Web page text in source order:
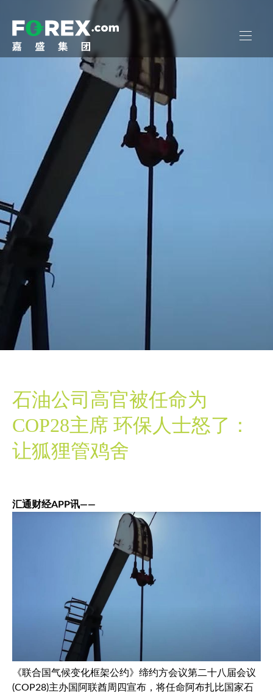
石油公司高官被任命为
COP28主席 环保人士怒了：
让狐狸管鸡舍
汇通财经APP讯——
《联合国气候变化框架公约》缔约方会议第二十八届会议
(COP28)主办国阿联酋周四宣布，将任命阿布扎比国家石